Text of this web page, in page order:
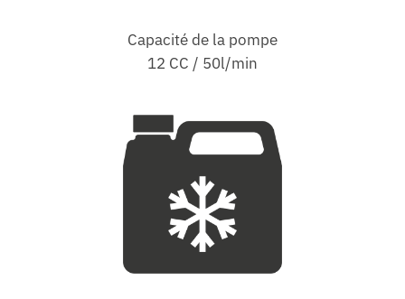
Capacité de la pompe
12 CC / 50l/min